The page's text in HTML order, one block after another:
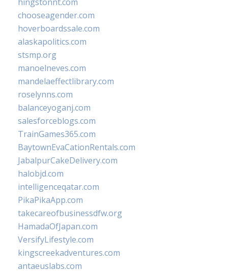
chooseagender.com
hoverboardssale.com
alaskapolitics.com
stsmp.org
manoelneves.com
mandelaeffectlibrary.com
roselynns.com
balanceyoganj.com
salesforceblogs.com
TrainGames365.com
BaytownEvaCationRentals.com
JabalpurCakeDelivery.com
halobjd.com
intelligenceqatar.com
PikaPikaApp.com
takecareofbusinessdfw.org
HamadaOfJapan.com
VersifyLifestyle.com
kingscreekadventures.com
antaeuslabs.com